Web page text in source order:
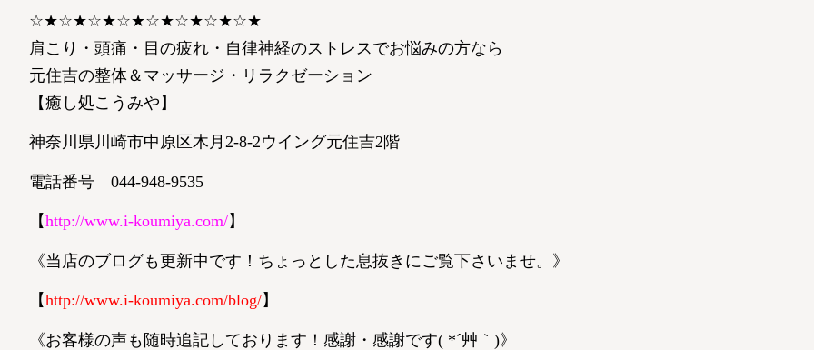
☆★☆★☆★☆★☆★☆★☆★☆★
肩こり・頭痛・目の疲れ・自律神経のストレスでお悩みの方なら
元住吉の整体＆マッサージ・リラクゼーション
【癒し処こうみや】
神奈川県川崎市中原区木月2-8-2ウイング元住吉2階
電話番号 044-948-9535
【http://www.i-koumiya.com/】
《当店のブログも更新中です！ちょっとした息抜きにご覧下さいませ。》
【http://www.i-koumiya.com/blog/】
《お客様の声も随時追記しております！感謝・感謝です( *´艸｀)》